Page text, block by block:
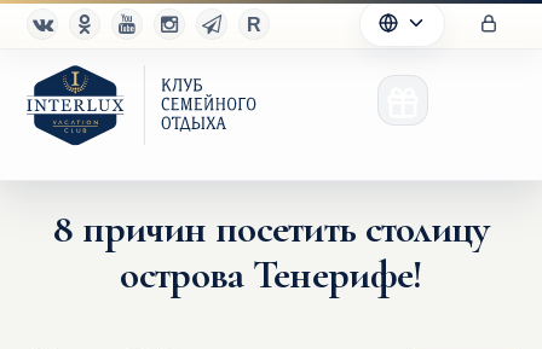
Клуб
8 причин посетить столицу
острова Тенерифе!